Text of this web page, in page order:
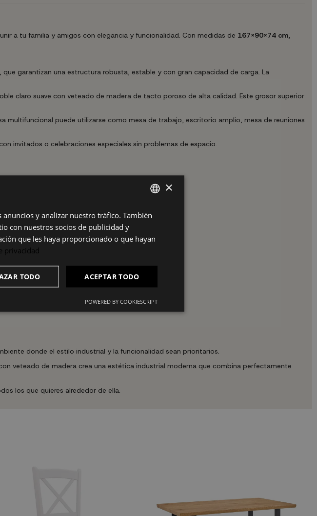
a tu familia y amigos con elegancia y funcionalidad. Con medidas de 167X90X74 cm,
garantizan una estructura robusta, estable y con gran capacidad de carga. La
claro suave con veteado de madera de tacto poroso de alta calidad. Este grosor superior
multifuncional puede utilizarse como mesa de trabajo, escritorio amplio, mesa de reuniones
invitados o celebraciones especiales sin problemas de espacio.
donde el estilo industrial y la funcionalidad sean prioritarios.
veteado de madera crea una estética industrial moderna que combina perfectamente
los que quieres alrededor de ella.
SPANISH
×
y analizar nuestro tráfico. También
con nuestros socios de publicidad y
que les haya proporcionado o que hayan
privacidad
ACEPTAR TODO
TODO
POWERED BY COOKIESCRIPT